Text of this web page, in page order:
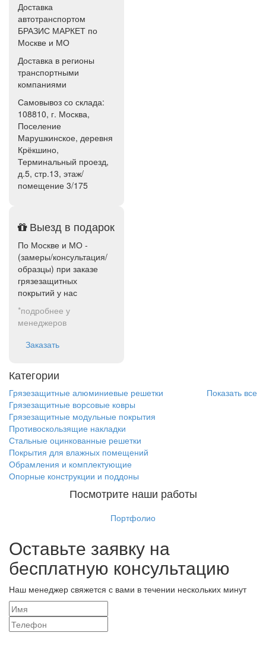
Доставка
автотранспортом
БРАЗИС МАРКЕТ по
Москве и МО
Доставка в регионы
транспортными
компаниями
Самовывоз со склада:
108810, г. Москва,
Поселение
Марушкинское, деревня
Крёкшино,
Терминальный проезд,
д.5, стр.13, этаж/
помещение 3/175
Выезд в подарок
По Москве и МО -
(замеры/консультация/
образцы) при заказе
грязезащитных
покрытий у нас
*подробнее у
менеджеров
Заказать
Категории
Показать все
Грязезащитные алюминиевые решетки
Грязезащитные ворсовые ковры
Грязезащитные модульные покрытия
Противоскользящие накладки
Стальные оцинкованные решетки
Покрытия для влажных помещений
Обрамления и комплектующие
Опорные конструкции и поддоны
Посмотрите наши работы
Портфолио
Оставьте заявку на
бесплатную консультацию
Наш менеджер свяжется с вами в течении нескольких минут